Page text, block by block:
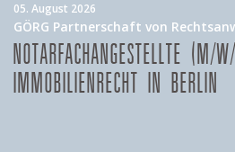
05. August 2026
GÖRG Partnerschaft von
NOTARFACHANGESTELLTE (M/
IMMOBILIENRECHT IN BERLIN